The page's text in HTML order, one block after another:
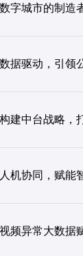
数字城市的制造
数据驱动，引领
构建中台战略，
人机协同，赋能
视频异常大数据